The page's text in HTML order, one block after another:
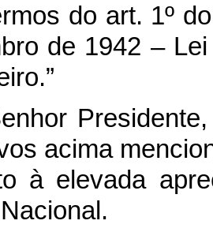
do art. 1º
de 1942 –
acima
à elevada